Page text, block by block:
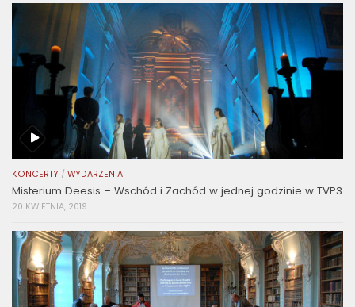
KONCERTY / WYDARZENIA
Misterium Deesis – Wschód i Zachód w jednej godzinie w TVP3
20 KWIETNIA, 2019